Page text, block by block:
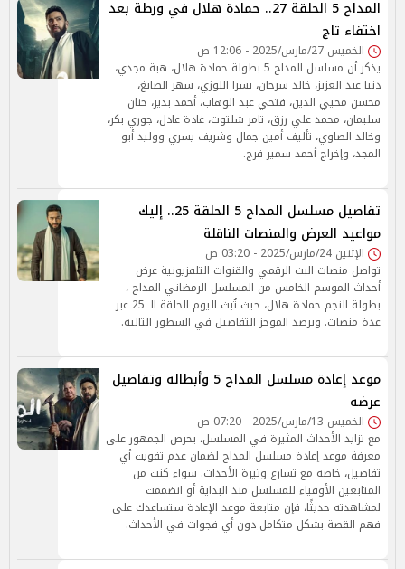
المداح 5 الحلقة 27.. حمادة هلال في ورطة بعد
اختفاء تاج
الخميس 27/مارس/2025 - 12:06 ص
يذكر أن مسلسل المداح 5 بطولة حمادة هلال، هبة مجدي،
دنيا عبد العزيز، خالد سرحان، يسرا اللوزي، سهر الصايغ،
محسن محيي الدين، فتحي عبد الوهاب، أحمد بدير، حنان
سليمان، محمد علي رزق، تامر شلتوت، غادة عادل، جوري بكر،
وخالد الصاوي، تأليف أمين جمال وشريف يسري ووليد أبو
المجد، وإخراج أحمد سمير فرج.
تفاصيل مسلسل المداح 5 الحلقة 25.. إليك
مواعيد العرض والمنصات الناقلة
الإثنين 24/مارس/2025 - 03:20 ص
تواصل منصات البث الرقمي والقنوات التلفزيونية عرض
أحداث الموسم الخامس من المسلسل الرمضاني المداح ،
بطولة النجم حمادة هلال، حيث تُبث اليوم الحلقة الـ 25 عبر
عدة منصات. ويرصد الموجز التفاصيل في السطور التالية.
موعد إعادة مسلسل المداح 5 وأبطاله وتفاصيل
عرضه
الخميس 13/مارس/2025 - 07:20 ص
مع تزايد الأحداث المثيرة في المسلسل، يحرص الجمهور على
معرفة موعد إعادة مسلسل المداح لضمان عدم تفويت أي
تفاصيل، خاصة مع تسارع وتيرة الأحداث. سواء كنت من
المتابعين الأوفياء للمسلسل منذ البداية أو انضممت
لمشاهدته حديثًا، فإن متابعة موعد الإعادة ستساعدك على
فهم القصة بشكل متكامل دون أي فجوات في الأحداث.